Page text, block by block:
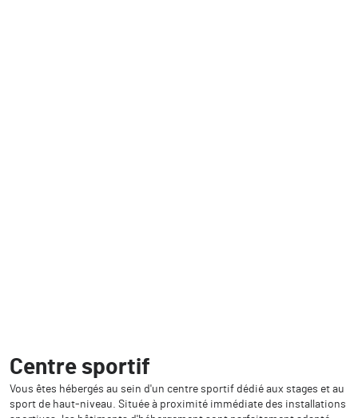
Centre sportif
Vous êtes hébergés au sein d'un centre sportif dédié aux stages et au
sport de haut-niveau. Située à proximité immédiate des installations